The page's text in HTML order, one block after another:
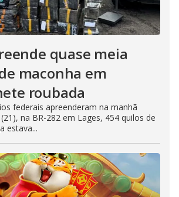
quase meia
maconha em
roubada
federais apreenderam na manhã
na BR-282 em Lages, 454 quilos de
estava...